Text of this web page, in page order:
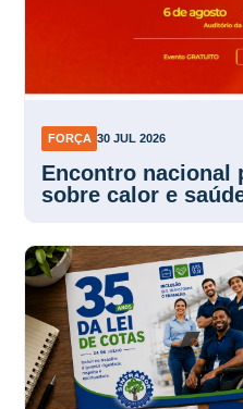
FORÇA 30 JUL 2026
Encontro nacional
sobre calor e